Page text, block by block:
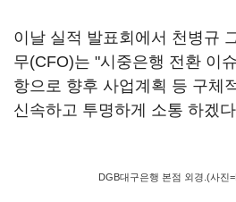
이날 실적 발표회에서 천병규
무(CFO)는 "시중은행 전환 이
항으로 향후 사업계획 등 구체
신속하고 투명하게 소통 하겠
DGB대구은행 본점 외경.(사진